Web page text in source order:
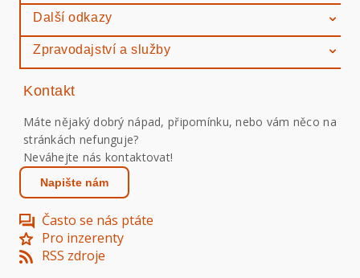
Další odkazy
Zpravodajství a služby
Kontakt
Máte nějaký dobrý nápad, připomínku, nebo vám něco na
stránkách nefunguje?
Neváhejte nás kontaktovat!
Napište nám
Často se nás ptáte
Pro inzerenty
RSS zdroje